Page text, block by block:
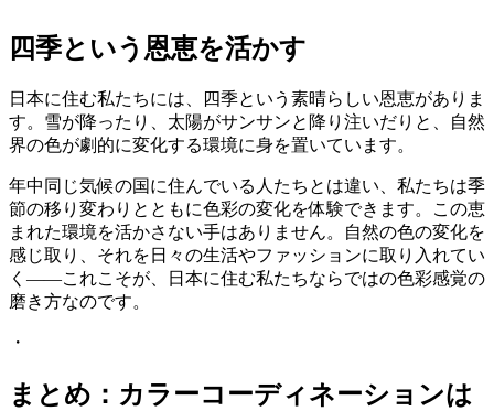
四季という恩恵を活かす
日本に住む私たちには、四季という素晴らしい恩恵がありま
す。雪が降ったり、太陽がサンサンと降り注いだりと、自然
界の色が劇的に変化する環境に身を置いています。
年中同じ気候の国に住んでいる人たちとは違い、私たちは季
節の移り変わりとともに色彩の変化を体験できます。この恵
まれた環境を活かさない手はありません。自然の色の変化を
感じ取り、それを日々の生活やファッションに取り入れてい
く——これこそが、日本に住む私たちならではの色彩感覚の
磨き方なのです。
・
まとめ：カラーコーディネーションは